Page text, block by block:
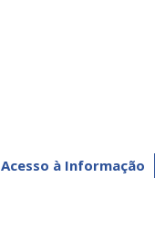
Acesso à Informação